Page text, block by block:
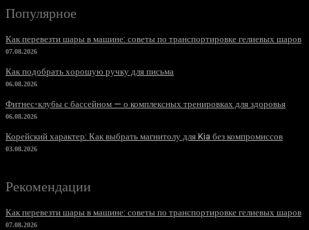
Популярное
Как перевезти шары в машине: советы по транспортировке гелиевых шаров
07.08.2026
Как подобрать хорошую ручку для письма
06.08.2026
Фитнес-клубы с бассейном — о комплексных тренировках для здоровья
06.08.2026
Корейский характер: Как выбрать магнитолу для Kia без компромиссов
03.08.2026
Рекомендации
Как перевезти шары в машине: советы по транспортировке гелиевых шаров
07.08.2026